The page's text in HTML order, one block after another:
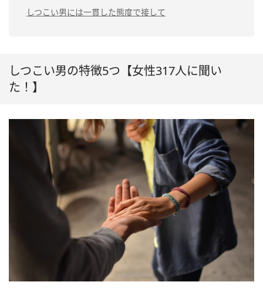
しつこい男には一貫した態度で接して
しつこい男の特徴5つ【女性317人に聞い
た！】